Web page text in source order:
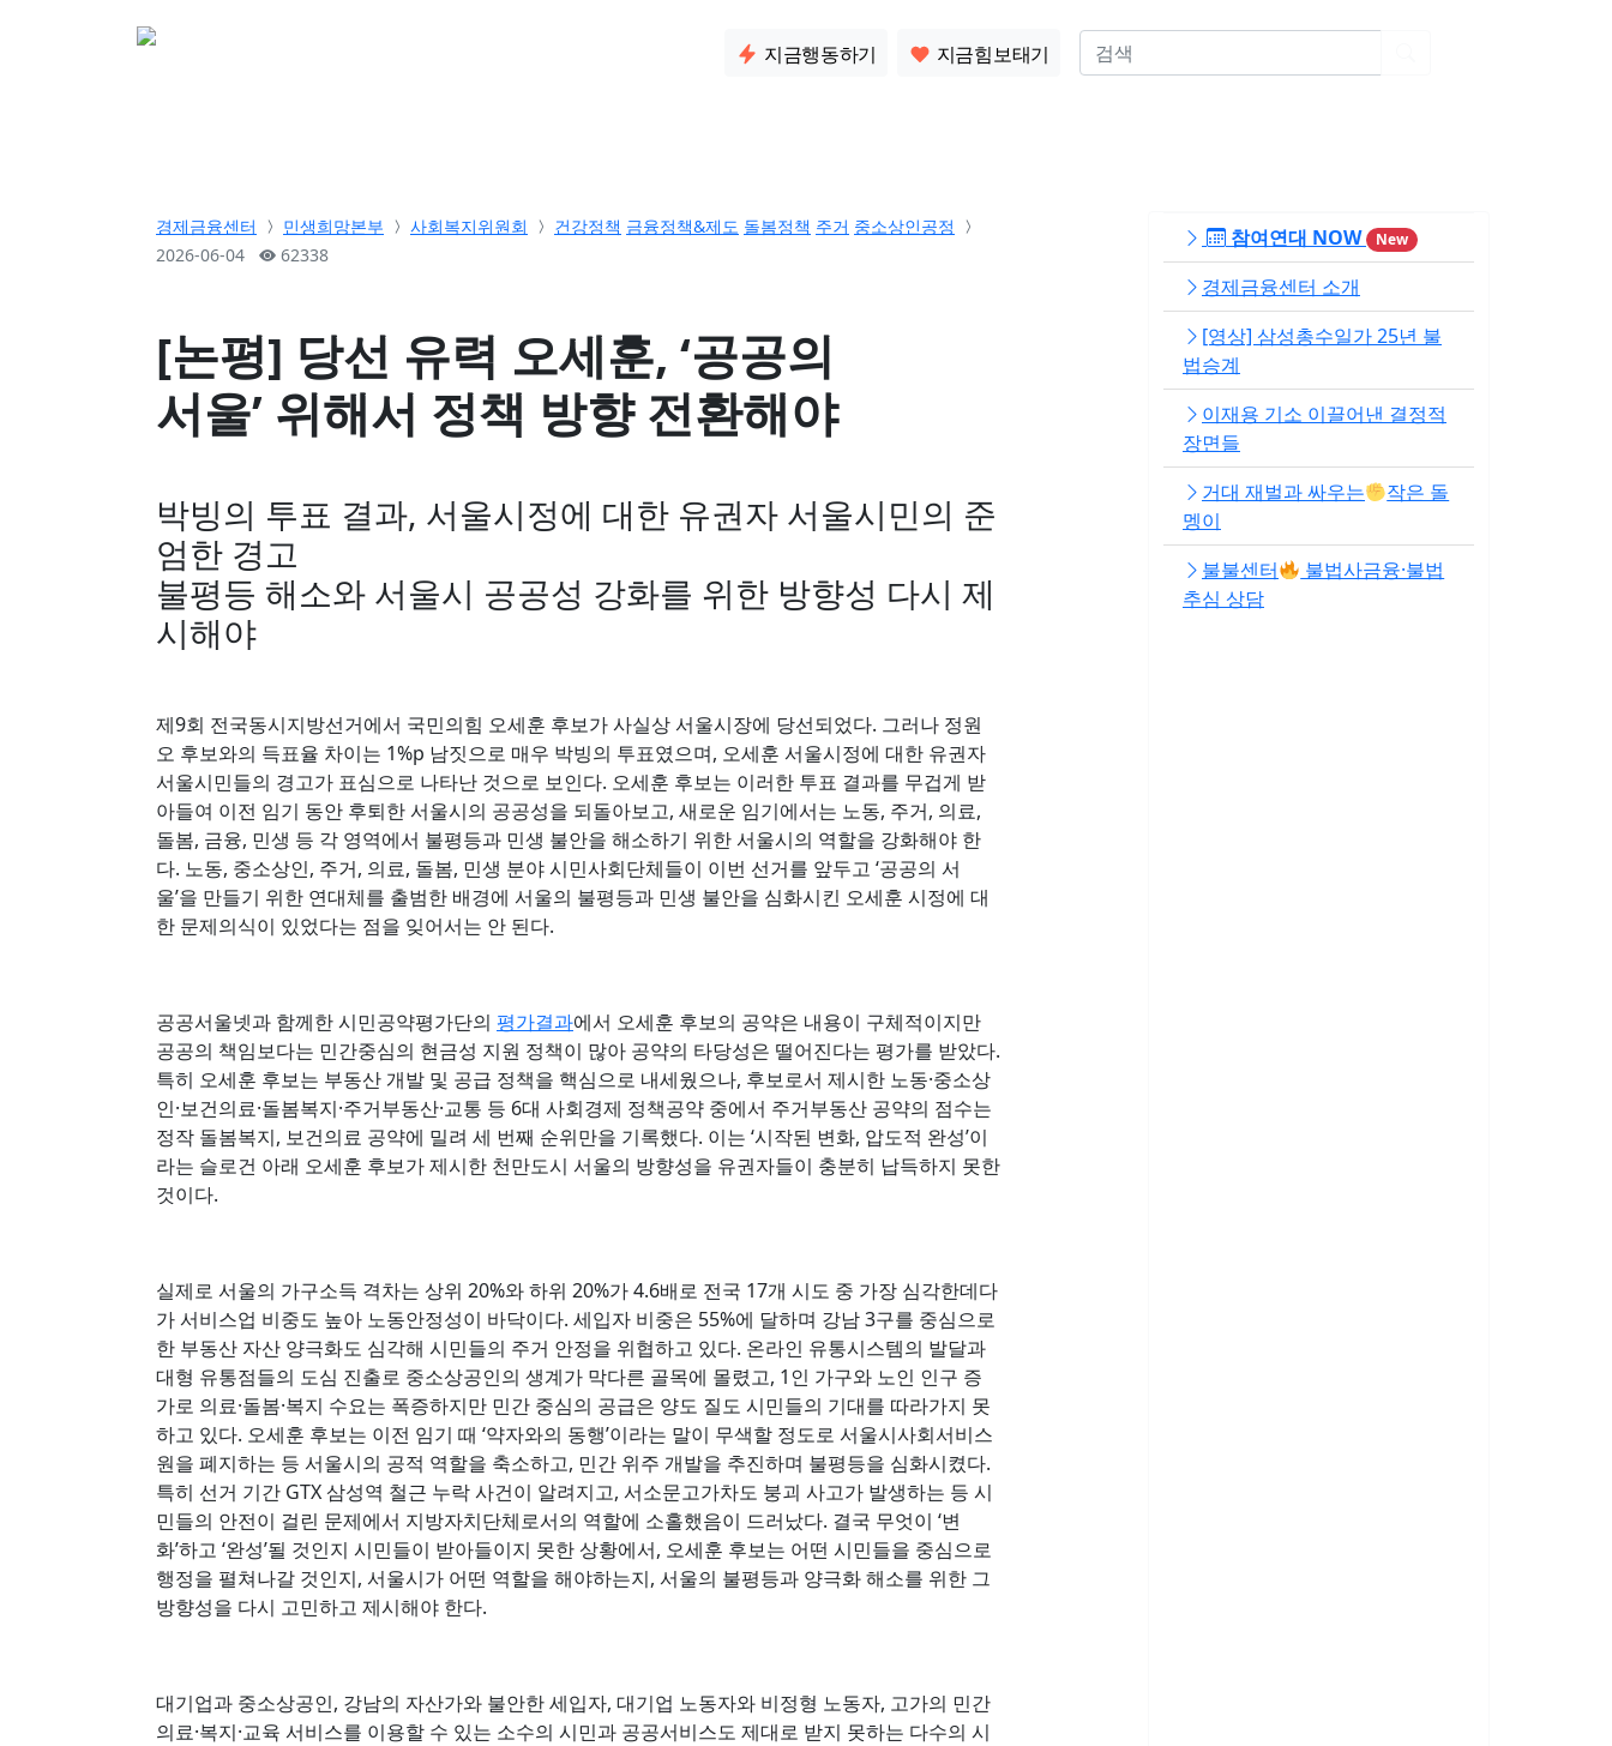
지금행동하기 지금힘보태기
경제금융센터 민생희망본부 사회복지위원회 건강정책 금융정책&제도 돌봄정책 주거 중소상인공정
2026-06-04
62338
[논평] 당선 유력 오세훈, ‘공공의
서울’ 위해서 정책 방향 전환해야
박빙의 투표 결과, 서울시정에 대한 유권자 서울시민의 준
엄한 경고
불평등 해소와 서울시 공공성 강화를 위한 방향성 다시 제
시해야
제9회 전국동시지방선거에서 국민의힘 오세훈 후보가 사실상 서울시장에 당선되었다. 그러나 정원
오 후보와의 득표율 차이는 1%p 남짓으로 매우 박빙의 투표였으며, 오세훈 서울시정에 대한 유권자
서울시민들의 경고가 표심으로 나타난 것으로 보인다. 오세훈 후보는 이러한 투표 결과를 무겁게 받
아들여 이전 임기 동안 후퇴한 서울시의 공공성을 되돌아보고, 새로운 임기에서는 노동, 주거, 의료,
돌봄, 금융, 민생 등 각 영역에서 불평등과 민생 불안을 해소하기 위한 서울시의 역할을 강화해야 한
다. 노동, 중소상인, 주거, 의료, 돌봄, 민생 분야 시민사회단체들이 이번 선거를 앞두고 ‘공공의 서
울’을 만들기 위한 연대체를 출범한 배경에 서울의 불평등과 민생 불안을 심화시킨 오세훈 시정에 대
한 문제의식이 있었다는 점을 잊어서는 안 된다.
공공서울넷과 함께한 시민공약평가단의 평가결과에서 오세훈 후보의 공약은 내용이 구체적이지만
공공의 책임보다는 민간중심의 현금성 지원 정책이 많아 공약의 타당성은 떨어진다는 평가를 받았다.
특히 오세훈 후보는 부동산 개발 및 공급 정책을 핵심으로 내세웠으나, 후보로서 제시한 노동·중소상
인·보건의료·돌봄복지·주거부동산·교통 등 6대 사회경제 정책공약 중에서 주거부동산 공약의 점수는
정작 돌봄복지, 보건의료 공약에 밀려 세 번째 순위만을 기록했다. 이는 ‘시작된 변화, 압도적 완성’이
라는 슬로건 아래 오세훈 후보가 제시한 천만도시 서울의 방향성을 유권자들이 충분히 납득하지 못한
것이다.
실제로 서울의 가구소득 격차는 상위 20%와 하위 20%가 4.6배로 전국 17개 시도 중 가장 심각한데다
가 서비스업 비중도 높아 노동안정성이 바닥이다. 세입자 비중은 55%에 달하며 강남 3구를 중심으로
한 부동산 자산 양극화도 심각해 시민들의 주거 안정을 위협하고 있다. 온라인 유통시스템의 발달과
대형 유통점들의 도심 진출로 중소상공인의 생계가 막다른 골목에 몰렸고, 1인 가구와 노인 인구 증
가로 의료·돌봄·복지 수요는 폭증하지만 민간 중심의 공급은 양도 질도 시민들의 기대를 따라가지 못
하고 있다. 오세훈 후보는 이전 임기 때 ‘약자와의 동행’이라는 말이 무색할 정도로 서울시사회서비스
원을 폐지하는 등 서울시의 공적 역할을 축소하고, 민간 위주 개발을 추진하며 불평등을 심화시켰다.
특히 선거 기간 GTX 삼성역 철근 누락 사건이 알려지고, 서소문고가차도 붕괴 사고가 발생하는 등 시
민들의 안전이 걸린 문제에서 지방자치단체로서의 역할에 소홀했음이 드러났다. 결국 무엇이 ‘변
화’하고 ‘완성’될 것인지 시민들이 받아들이지 못한 상황에서, 오세훈 후보는 어떤 시민들을 중심으로
행정을 펼쳐나갈 것인지, 서울시가 어떤 역할을 해야하는지, 서울의 불평등과 양극화 해소를 위한 그
방향성을 다시 고민하고 제시해야 한다.
대기업과 중소상공인, 강남의 자산가와 불안한 세입자, 대기업 노동자와 비정형 노동자, 고가의 민간
의료·복지·교육 서비스를 이용할 수 있는 소수의 시민과 공공서비스도 제대로 받지 못하는 다수의 시
참여연대 NOW New
경제금융센터 소개
[영상] 삼성총수일가 25년 불
법승계
이재용 기소 이끌어낸 결정적
장면들
거대 재벌과 싸우는
작은 돌
멩이
불불센터
불법사금융·불법
추심 상담